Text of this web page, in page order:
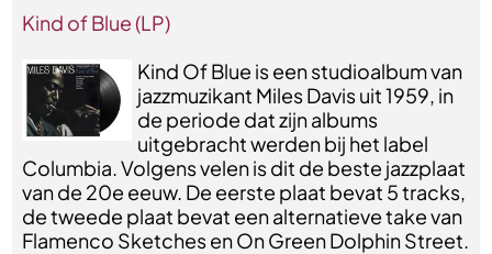
Kind of Blue (LP)
Kind Of Blue is een studioalbum van
jazzmuzikant Miles Davis uit 1959, in
de periode dat zijn albums
uitgebracht werden bij het label
Columbia. Volgens velen is dit de beste jazzplaat
van de 20e eeuw. De eerste plaat bevat 5 tracks,
de tweede plaat bevat een alternatieve take van
Flamenco Sketches en On Green Dolphin Street.